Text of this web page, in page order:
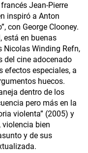
Jean-Pierre
inspiró a Anton
con George Clooney.
está en buenas
Nicolas Winding Refn,
del cine adocenado
efectos especiales, a
huecos.
dentro de los
pero más en la
violenta” (2005) y
violencia bien
y de sus